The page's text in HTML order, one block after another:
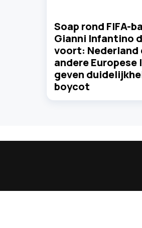
Soap rond FIFA-
Gianni Infantino
voort: Nederland
andere Europese
geven
boycot